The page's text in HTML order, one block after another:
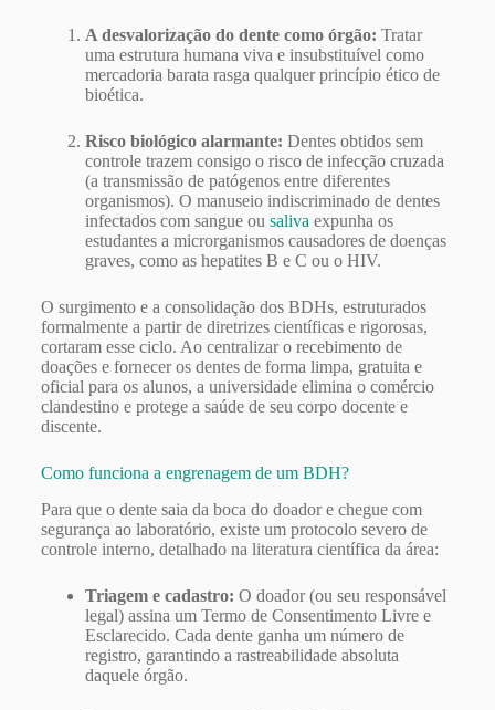
A desvalorização do dente como órgão: Tratar
uma estrutura humana viva e insubstituível como
mercadoria barata rasga qualquer princípio ético de
bioética.
Risco biológico alarmante: Dentes obtidos sem
controle trazem consigo o risco de infecção cruzada
(a transmissão de patógenos entre diferentes
organismos). O manuseio indiscriminado de dentes
infectados com sangue ou saliva expunha os
estudantes a microrganismos causadores de doenças
graves, como as hepatites B e C ou o HIV.
O surgimento e a consolidação dos BDHs, estruturados
formalmente a partir de diretrizes científicas e rigorosas,
cortaram esse ciclo. Ao centralizar o recebimento de
doações e fornecer os dentes de forma limpa, gratuita e
oficial para os alunos, a universidade elimina o comércio
clandestino e protege a saúde de seu corpo docente e
discente.
Como funciona a engrenagem de um BDH?
Para que o dente saia da boca do doador e chegue com
segurança ao laboratório, existe um protocolo severo de
controle interno, detalhado na literatura científica da área:
Triagem e cadastro: O doador (ou seu responsável
legal) assina um Termo de Consentimento Livre e
Esclarecido. Cada dente ganha um número de
registro, garantindo a rastreabilidade absoluta
daquele órgão.